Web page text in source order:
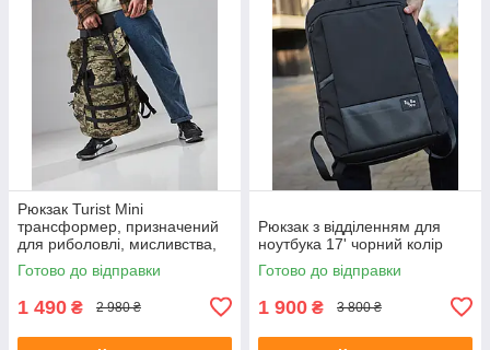
Рюкзак Turist Mini
трансформер, призначений
для риболовлі, мисливства,
туризму, на 30-50л, колір
піксель
Готово до відправки
1 490 ₴ 2 980 ₴
Рюкзак з відділенням для
ноутбука 17' чорний колір
Готово до відправки
1 900 ₴ 3 800 ₴